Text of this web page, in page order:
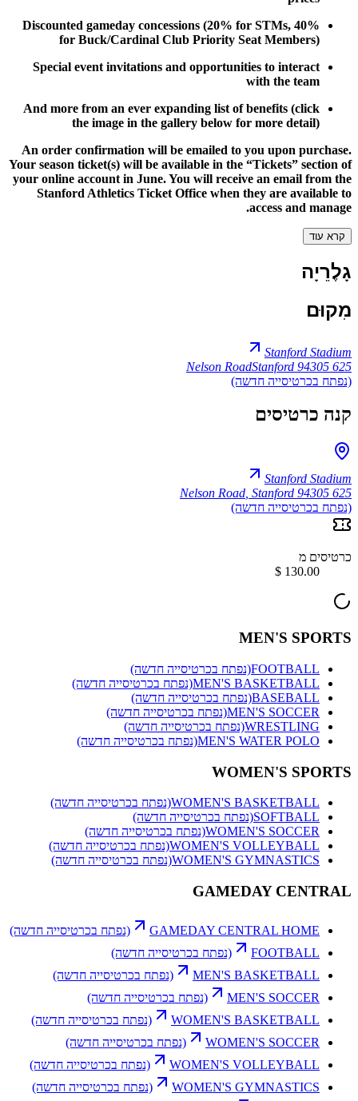
Discounted gameday concessions (20% for STMs, 40%
for Buck/Cardinal Club Priority Seat Members)
Special event invitations and opportunities to interact
with the team
And more from an ever expanding list of benefits (click
the image in the gallery below for more detail)
An order confirmation will be emailed to you upon purchase.
Your season ticket(s) will be available in the “Tickets” section of
your online account in June. You will receive an email from the
Stanford Athletics Ticket Office when they are available to
access and manage.
קרא עוד
גָלֶרֵיָה
מִקוּם
Stanford Stadium
625 Nelson Road
Stanford 94305
(נפתח בכרטיסייה חדשה)
קנה כרטיסים
Stanford Stadium
625 Nelson Road
,Stanford 94305
(נפתח בכרטיסייה חדשה)
כרטיסים מ
MEN'S SPORTS
FOOTBALL(נפתח בכרטיסייה חדשה)
MEN'S BASKETBALL(נפתח בכרטיסייה חדשה)
BASEBALL(נפתח בכרטיסייה חדשה)
MEN'S SOCCER(נפתח בכרטיסייה חדשה)
WRESTLING(נפתח בכרטיסייה חדשה)
MEN'S WATER POLO(נפתח בכרטיסייה חדשה)
WOMEN'S SPORTS
WOMEN'S BASKETBALL(נפתח בכרטיסייה חדשה)
SOFTBALL(נפתח בכרטיסייה חדשה)
WOMEN'S SOCCER(נפתח בכרטיסייה חדשה)
WOMEN'S VOLLEYBALL(נפתח בכרטיסייה חדשה)
WOMEN'S GYMNASTICS(נפתח בכרטיסייה חדשה)
GAMEDAY CENTRAL
GAMEDAY CENTRAL HOME
(נפתח בכרטיסייה חדשה)
FOOTBALL
(נפתח בכרטיסייה חדשה)
MEN'S BASKETBALL
(נפתח בכרטיסייה חדשה)
MEN'S SOCCER
(נפתח בכרטיסייה חדשה)
WOMEN'S BASKETBALL
(נפתח בכרטיסייה חדשה)
WOMEN'S SOCCER
(נפתח בכרטיסייה חדשה)
WOMEN'S VOLLEYBALL
(נפתח בכרטיסייה חדשה)
WOMEN'S GYMNASTICS
(נפתח בכרטיסייה חדשה)